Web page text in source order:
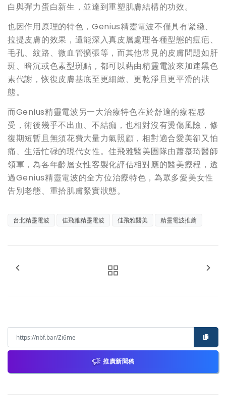
白與彈力蛋白新生，並達到重塑肌膚結構的功效。
也因作用原理的特色，Genius精靈電波不僅具有緊緻、
拉提皮膚的效果，還能深入真皮層處理各種型態的痘疤、
毛孔、紋路、微血管擴張等，而其他常見的皮膚問題如肝
斑、暗沉或色素型斑點，都可以藉由精靈電波來加速黑色
素代謝，恢復皮膚基底至更細緻、更乾淨且更平滑的狀
態。
而Genius精靈電波另一大治療特色在於舒適的療程感
受，術後幾乎不出血、不結痂，也相對沒有燙傷風險，修
復期短暫且無須花費大量力氣照顧，相對適合愛美卻又怕
痛、生活忙碌的現代女性。佳飛雅醫美團隊由蕭慕琦醫師
領軍，為各年齡層女性客製化評估相對應的醫美療程，透
過Genius精靈電波的全方位治療特色，為眾多愛美女性
告別老態、重拾肌膚緊實狀態。
台北精靈電波 佳飛雅精靈電波 佳飛雅醫美 精靈電波推薦
推廣新聞稿